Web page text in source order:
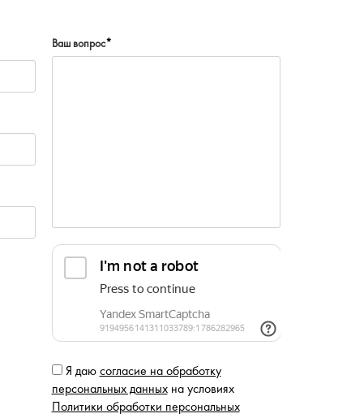
Ваш вопрос*
Я даю согласие на обработку
персональных данныхна условиях
Политики обработки персональных